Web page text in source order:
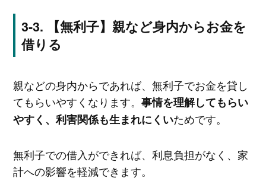
【無利子】親など身内からお金を
借りる
親などの身内からであれば、無利子でお金を貸し
てもらいやすくなります。 事情を理解してもらい
やすく、利害関係も生まれにくいためです。
無利子での借入ができれば、利息負担がなく、家
計への影響を軽減できます。